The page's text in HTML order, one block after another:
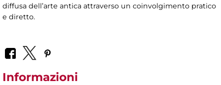
diffusa dell’arte antica attraverso un coinvolgimento pratico
e diretto.
Informazioni